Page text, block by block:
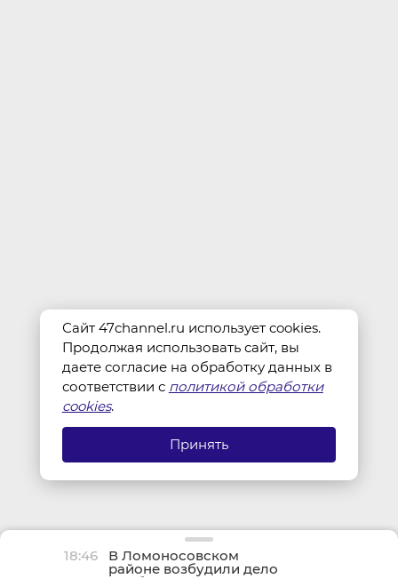
18:46 В Ломоносовском
районе возбудили дело
о гибели 9-летнего
Сайт 47channel.ru использует cookies.
Продолжая использовать сайт, вы
даете согласие на обработку данных в
соответствии с политикой обработки
cookies.
Принять